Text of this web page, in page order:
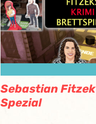
Sebastian Fitzek
Spezial